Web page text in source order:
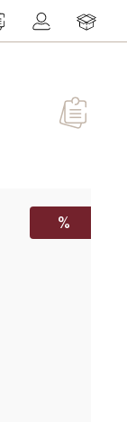
hast 0 Produkte
RABATT
%